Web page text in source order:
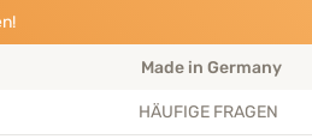
Made in Germany
HÄUFIGE FRAGEN